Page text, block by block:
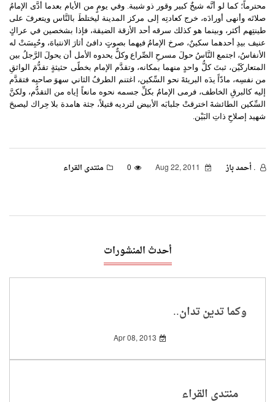
محترماً؛ كما لو أنَّه شيخٌ كبير وقور ذو شيبة. وفي يومٍ من الأيام بعدما أدَّى الإمامُ
صلاتَه وأنهى أورادَه، خرج كعادتِه إلى مركز المدينة ليختلطَ بالنَّاس ويتعرفَ على
طينتِهم أكثر، وبينما هو كذلك سرقه أحد الأزقة الضيقة، فإذا بشخصين في عراكٍ
عنيف بيدِ أحدهما سكينٌ، صرخ الإمامُ فيهما بصوتٍ دافئ أثارَ الانتباهَ، وحُبِسَتْ له
الأنفاسُ، اجتمع النَّاسُ حولَ مسرحِ الصِّراع وكلٌّ يحدوه الأمل أن يحولَ الرَّجلُ بين
المتعاركَيْن، ثبتَ كلُّ واحدٍ منهما بمكانه، وتقدَّم الإمام بخطًى حثيثةٍ تقدُّمَ الواثقِ
من نفسِه، مادّاً يدَه البريئةَ نحو السِّكين، اغتنم الطرفُ الثاني سهوَ صاحبِه فتقدَّم
إليه كالبرقِ الخاطف، فرمى الإمامُ بكلِّ جسمه نحوه مانعاً إياه من التقدُّم، ولكنَّ
السِّكين الطائشةَ اخترقتْ جلبابَه الأبيض لترديه قتيلاً، جثة هامدة بلا حِراك ليصبحَ
شهيد إصلاحِ ذاتِ البَيْن.
. أحمد باز 0 منتدى القراء
أحدث المنشورات
وكما تدين تدان..
Apr 08, 2013
منتدى القراء